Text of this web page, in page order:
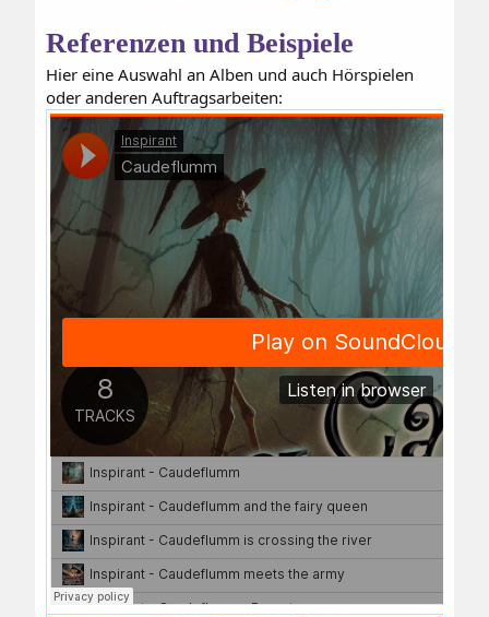
Referenzen und Beispiele
Hier eine Auswahl an Alben und auch Hörspielen
oder anderen Auftragsarbeiten: